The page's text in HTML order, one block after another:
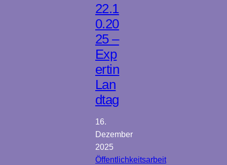
22.1
0.20
25 –
Exp
ertin
Lan
dtag
16.
Dezember
2025
Öffentlichkeitsarbeit